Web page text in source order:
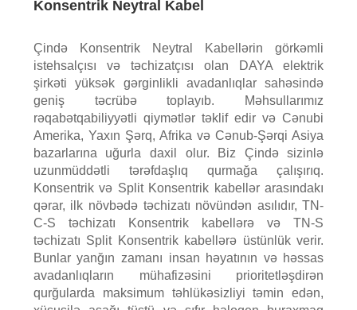
Konsentrik Neytral Kabel
Çində Konsentrik Neytral Kabellərin görkəmli
istehsalçısı və təchizatçısı olan DAYA elektrik
şirkəti yüksək gərginlikli avadanlıqlar sahəsində
geniş təcrübə toplayıb. Məhsullarımız
rəqabətqabiliyyətli qiymətlər təklif edir və Cənubi
Amerika, Yaxın Şərq, Afrika və Cənub-Şərqi Asiya
bazarlarına uğurla daxil olur. Biz Çində sizinlə
uzunmüddətli tərəfdaşlıq qurmağa çalışırıq.
Konsentrik və Split Konsentrik kabellər arasındakı
qərar, ilk növbədə təchizatı növündən asılıdır, TN-
C-S təchizatı Konsentrik kabellərə və TN-S
təchizatı Split Konsentrik kabellərə üstünlük verir.
Bunlar yanğın zamanı insan həyatının və həssas
avadanlıqların mühafizəsini prioritetləşdirən
qurğularda maksimum təhlükəsizliyi təmin edən,